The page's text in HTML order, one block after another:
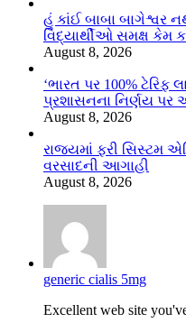
હું કાંઈ બાબા બાગેશ્વર
વિદ્યાર્થીઓ સમક્ષ કેમ
August 8, 2026
‘ભારત પર 100% ટેરિફ
પ્રશાસનના નિર્ણય પર
August 8, 2026
રાજ્યમાં ફરી સિસ્ટમ
વરસાદની આગાહી
August 8, 2026
generic cialis 5mg
Excellent web site